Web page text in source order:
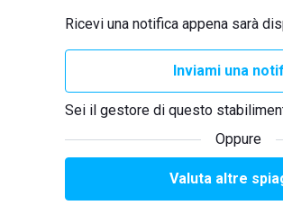
Ricevi una notifica appena sarà
Inviami una
Sei il gestore di questo
Oppure
Valuta altre